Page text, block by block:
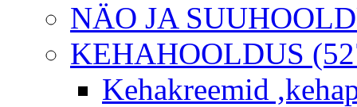
NÄO JA
KEHAHOOLDUS
Kehakreemid